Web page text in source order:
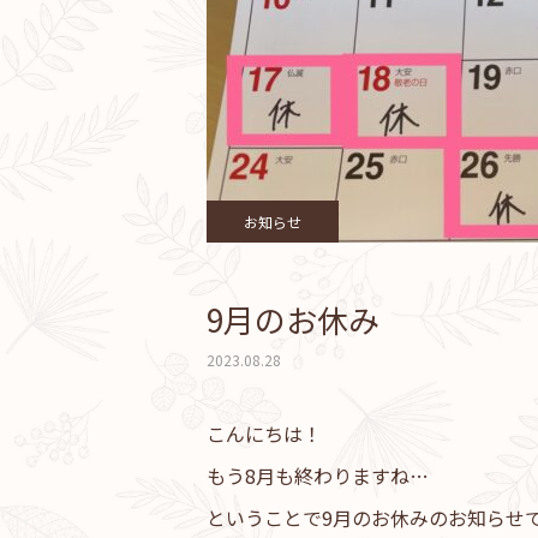
お知らせ
9月のお休み
2023.08.28
こんにちは！
もう8月も終わりますね…
ということで9月のお休みのお知らせ